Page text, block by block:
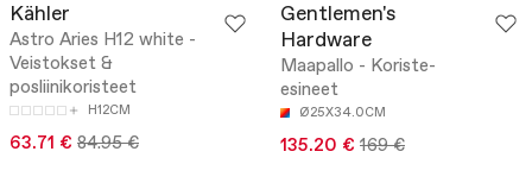
Kähler
Astro Aries H12 white -
Veistokset &
posliinikoristeet
H12CM
63.71 € 84.95 €
Gentlemen's
Hardware
Maapallo - Koriste-
esineet
Ø25X34.0CM
135.20 € 169 €